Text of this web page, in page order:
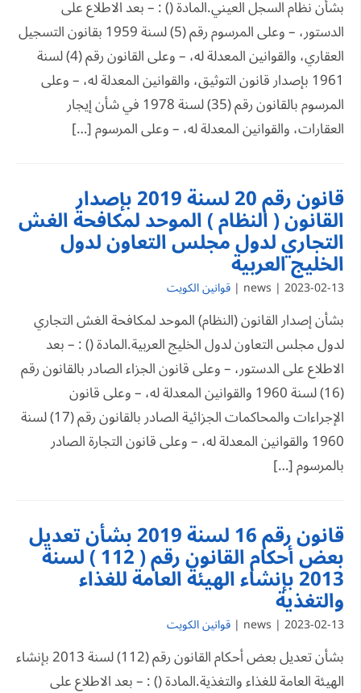
بشأن نظام السجل العيني.المادة () : – بعد الاطلاع على
الدستور، – وعلى المرسوم رقم (5) لسنة 1959 بقانون التسجيل
العقاري، والقوانين المعدلة له، – وعلى القانون رقم (4) لسنة
1961 بإصدار قانون التوثيق، والقوانين المعدلة له، – وعلى
المرسوم بالقانون رقم (35) لسنة 1978 في شأن إيجار
العقارات، والقوانين المعدلة له، – وعلى المرسوم […]
قانون رقم 20 لسنة 2019 بإصدار
القانون ( النظام ) الموحد لمكافحة الغش
التجاري لدول مجلس التعاون لدول
الخليج العربية
2023-02-13 | news | قوانين الكويت
بشأن إصدار القانون (النظام) الموحد لمكافحة الغش التجاري
لدول مجلس التعاون لدول الخليج العربية.المادة () : – بعد
الاطلاع على الدستور، – وعلى قانون الجزاء الصادر بالقانون رقم
(16) لسنة 1960 والقوانين المعدلة له، – وعلى قانون
الإجراءات والمحاكمات الجزائية الصادر بالقانون رقم (17) لسنة
1960 والقوانين المعدلة له، – وعلى قانون التجارة الصادر
بالمرسوم […]
قانون رقم 16 لسنة 2019 بشأن تعديل
بعض أحكام القانون رقم ( 112 ) لسنة
2013 بإنشاء الهيئة العامة للغذاء
والتغذية
2023-02-13 | news | قوانين الكويت
بشأن تعديل بعض أحكام القانون رقم (112) لسنة 2013 بإنشاء
الهيئة العامة للغذاء والتغذية.المادة () : – بعد الاطلاع على